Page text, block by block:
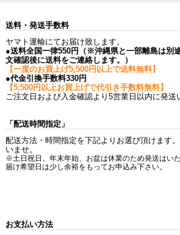
送料・発送手数料
ヤマト運輸にてお届け致します。
●送料全国一律550円（※沖縄県と一部離島は別
文確認後に送料をご連絡します。）
【一度のお買上げ5,500円以上で送料無料】
●代金引換手数料330円
【5,500円以上お買上げで代引き手数料無料】
ご注文日および入金確認より5営業日以内に発送
「配送時間指定」
配送方法・時間指定を下記よりお選び頂けます
いませ。
※土日祝日、年末年始、お盆は休業のため発送はい
届け希望日は少し余裕をもってお申込み下さい。
お支払い方法